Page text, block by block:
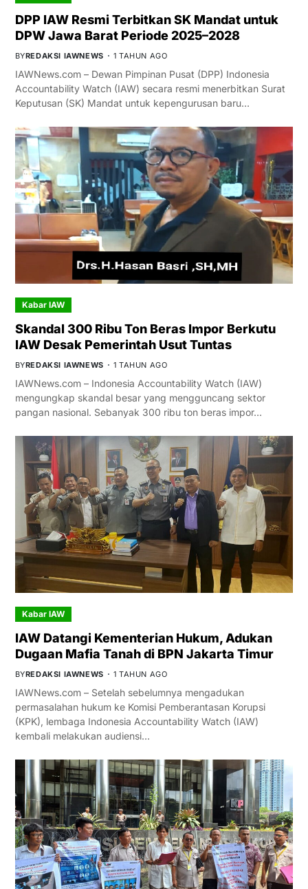
DPP IAW Resmi Terbitkan SK Mandat untuk
DPW Jawa Barat Periode 2025–2028
BYREDAKSI IAWNEWS 1 TAHUN AGO
IAWNews.com – Dewan Pimpinan Pusat (DPP) Indonesia
Accountability Watch (IAW) secara resmi menerbitkan Surat
Keputusan (SK) Mandat untuk kepengurusan baru…
Kabar IAW
Skandal 300 Ribu Ton Beras Impor Berkutu
IAW Desak Pemerintah Usut Tuntas
BYREDAKSI IAWNEWS 1 TAHUN AGO
IAWNews.com – Indonesia Accountability Watch (IAW)
mengungkap skandal besar yang mengguncang sektor
pangan nasional. Sebanyak 300 ribu ton beras impor…
Kabar IAW
IAW Datangi Kementerian Hukum, Adukan
Dugaan Mafia Tanah di BPN Jakarta Timur
BYREDAKSI IAWNEWS 1 TAHUN AGO
IAWNews.com – Setelah sebelumnya mengadukan
permasalahan hukum ke Komisi Pemberantasan Korupsi
(KPK), lembaga Indonesia Accountability Watch (IAW)
kembali melakukan audiensi…